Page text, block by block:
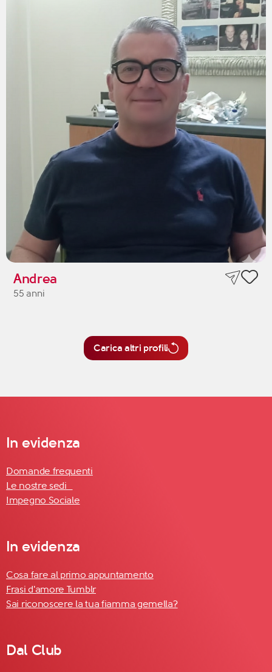
Andrea
55 anni
Carica altri profili
In evidenza
Domande frequenti
Le nostre sedi
Impegno Sociale
In evidenza
Cosa fare al primo appuntamento
Frasi d'amore Tumblr
Sai riconoscere la tua fiamma gemella?
Dal Club